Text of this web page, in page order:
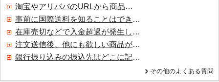
淘宝やアリババのURLから商品を探すことはできますか？
事前に国際送料を知ることはできますか？
在庫売切などで入金超過が発生した場合はいつ返金されますか？
注文送信後、他にも欲しい商品が見つかった場合、追加注文できますか？
銀行振り込みの振込先はどこに記載されていますか？
その他のよくある質問